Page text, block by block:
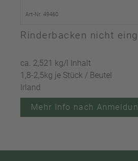
Art-Nr. 49460
Rinderbacken nicht
ca. 2,521 kg/l Inhalt
1,8-2,5kg je Stück / Beutel
Irland
Mehr Info nach